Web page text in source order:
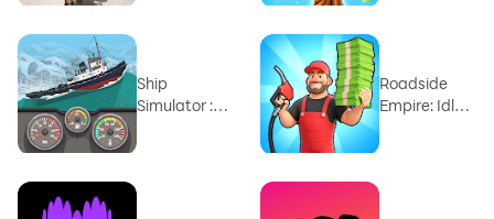
Ship
Simulator :
Roadside
Empire: Idle